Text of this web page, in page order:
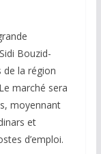
Bouzid-
la région
marché sera
moyennant
et
d’emploi.